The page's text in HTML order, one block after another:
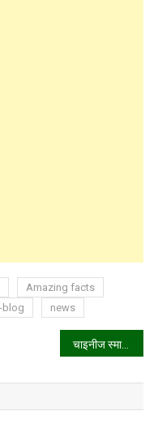
Amazing facts
blog news
चाइनीज स्मार्टफोन कंपनी पर भड़के भारतीय यूजर!